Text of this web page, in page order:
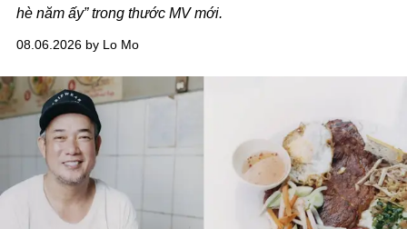
hè năm ấy” trong thước MV mới.
08.06.2026 by Lo Mo